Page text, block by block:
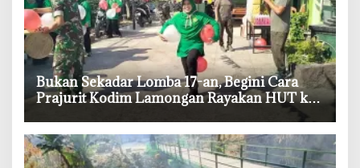
‎Bukan Sekadar Lomba 17-an, Begini Cara
Prajurit Kodim Lamongan Rayakan HUT ke-